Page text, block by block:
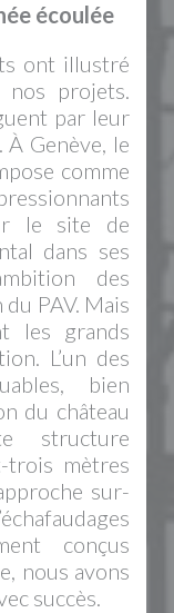
écoulée
ont illustré
nos projets.
par leur
Genève, le
comme
le site de
dans ses
des
PAV. Mais
les grands
L’un des
bien
du château
structure
trois mètres
sur-
conçus
nous avons
succès.